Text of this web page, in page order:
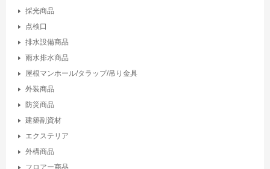
採光商品
点検口
排水設備商品
雨水排水商品
屋根マンホール/タラップ/吊り金具
外装商品
防災商品
建築副資材
エクステリア
外構商品
フロアー商品